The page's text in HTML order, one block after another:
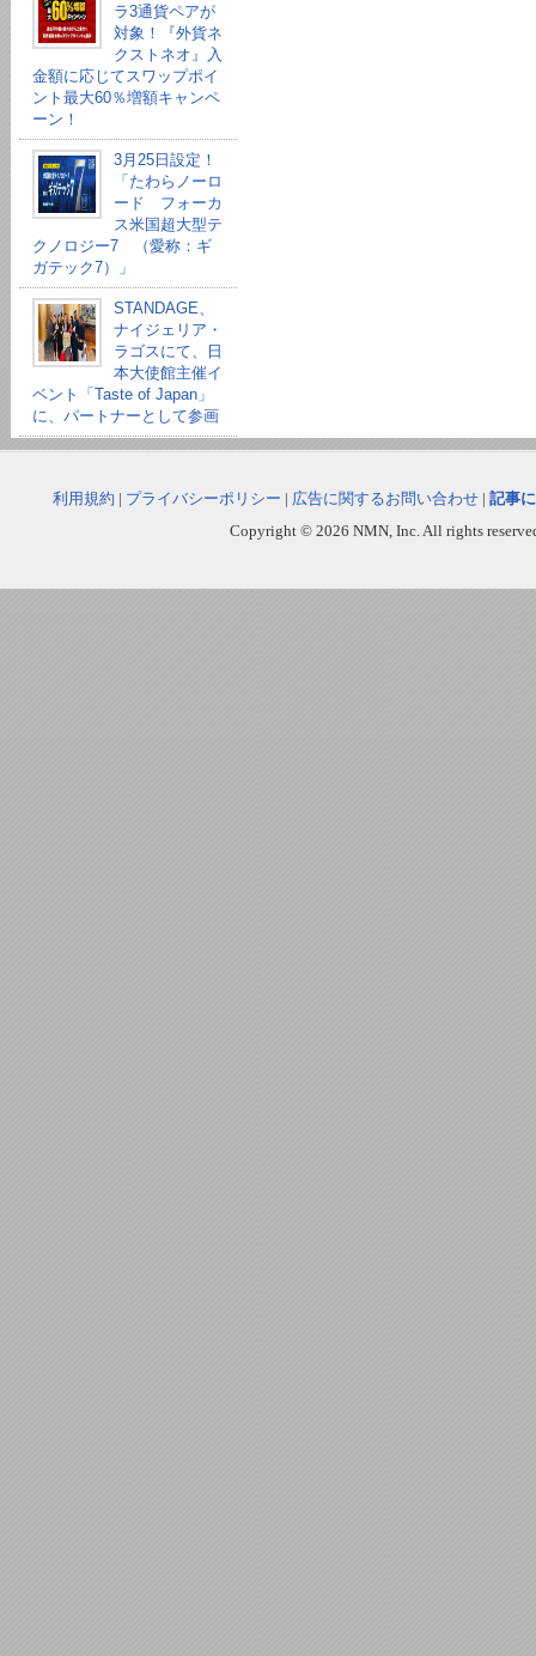
ラ3通貨ペアが
対象！『外貨ネ
クストネオ』入
金額に応じてスワップポイ
ント最大60％増額キャンペ
ーン！
3月25日設定！
「たわらノーロ
ード フォーカ
ス米国超大型テ
クノロジー7 （愛称：ギ
ガテック7）」
STANDAGE、
ナイジェリア・
ラゴスにて、日
本大使館主催イ
ベント「Taste of Japan」
に、パートナーとして参画
利用規約 | プライバシーポリシー | 広告に関するお問い合わせ | 記事
Copyright © 2026 NMN, Inc. All rights